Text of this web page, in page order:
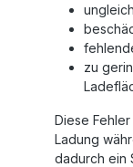
zu
Diese
Ladung
dadurch ein